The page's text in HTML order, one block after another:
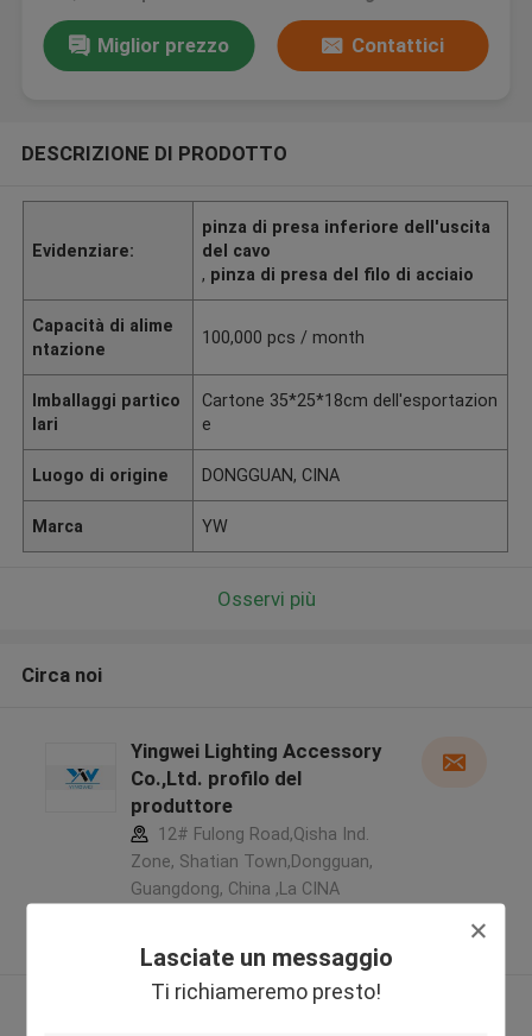
Lasciate un messaggio
Ti richiameremo presto!
Miglior prezzo Contattici
DESCRIZIONE DI PRODOTTO
Evidenziare:
pinza di presa inferiore dell'uscita
del cavo
, pinza di presa del filo di acciaio
Capacità di alime
ntazione
100,000 pcs / month
Imballaggi partico
lari
Cartone 35*25*18cm dell'esportazion
e
Luogo di origine DONGGUAN, CINA
Marca YW
Osservi più
Circa noi
Yingwei Lighting Accessory
Co.,Ltd. profilo del
produttore
12# Fulong Road,Qisha Ind.
Zone, Shatian Town,Dongguan,
Guangdong, China ,La CINA
Fornitore verificato
Osservi più